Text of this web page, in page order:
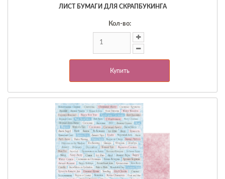
ЛИСТ БУМАГИ ДЛЯ СКРАПБУКИНГА
Кол-во:
Купить